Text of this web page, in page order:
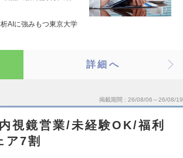
AIに強みもつ東京大学
詳細へ
掲載期間 26/08/06～26/08/19
視鏡営業/未経験OK/福利
ア7割